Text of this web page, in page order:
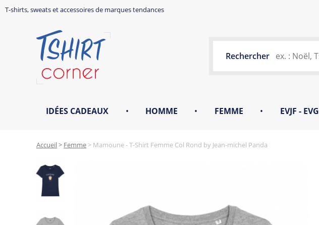
T-shirts, sweats et accessoires de marques tendances
Rechercher
IDÉES CADEAUX • HOMME • FEMME • EVJF - EVG
Accueil> Femme > Mamoune - T-Shirt Femme Col Rond by Jean-michel Panda